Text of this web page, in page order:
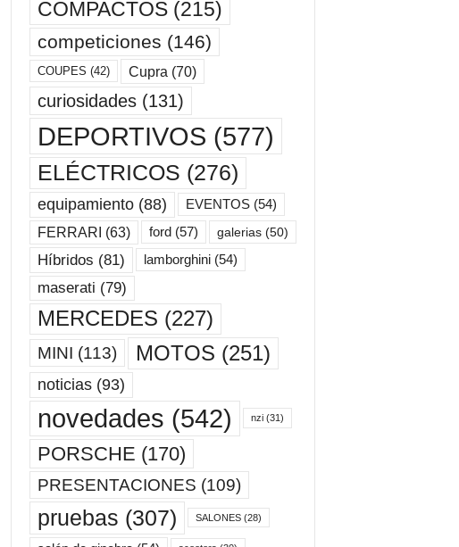
COMPACTOS(215)
competiciones (146)
COUPES (42) Cupra (70)
curiosidades(131)
DEPORTIVOS (577)
ELÉCTRICOS (276)
equipamiento(88) EVENTOS(54)
FERRARI (63) ford(57) galerias(50)
Híbridos (81) lamborghini(54)
maserati (79)
MERCEDES (227)
MINI (113) MOTOS (251)
noticias(93)
novedades (542) nzi(31)
PORSCHE (170)
PRESENTACIONES (109)
pruebas (307) SALONES(28)